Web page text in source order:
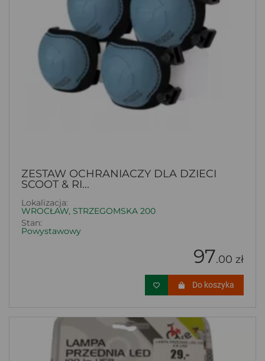
ZESTAW OCHRANIACZY DLA DZIECI
SCOOT & RI...
Lokalizacja:
WROCŁAW, STRZEGOMSKA 200
Stan:
Powystawowy
97.00 zł
Do koszyka